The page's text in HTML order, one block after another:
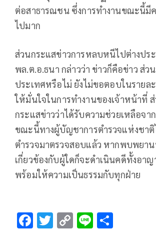
ต่อสาธารณชน ซึ่งการทำงานขณะนี้มี
ไปมาก
ส่วนกระแสข่าวการหลบหนีไปต่างปร
พล.ต.อ.ธนา กล่าวว่า ข่าวก็คือข่าว ส่ว
ประเทศหรือไม่ ยังไม่ขอตอบในรายล
ให้มั่นใจในการทำงานของเจ้าหน้าที่
กระแสข่าวว่าได้รับความช่วยเหลือจา
ขณะนี้ทางผู้บัญชาการตำรวจแห่งชาติ
ตำรวจมาตรวจสอบแล้ว หากพบพยา
เกี่ยวข้องกับผู้ใดก็จะดำเนินคดีทั้งอา
พร้อมให้ความเป็นธรรมกับทุกฝ่าย
F T C Li